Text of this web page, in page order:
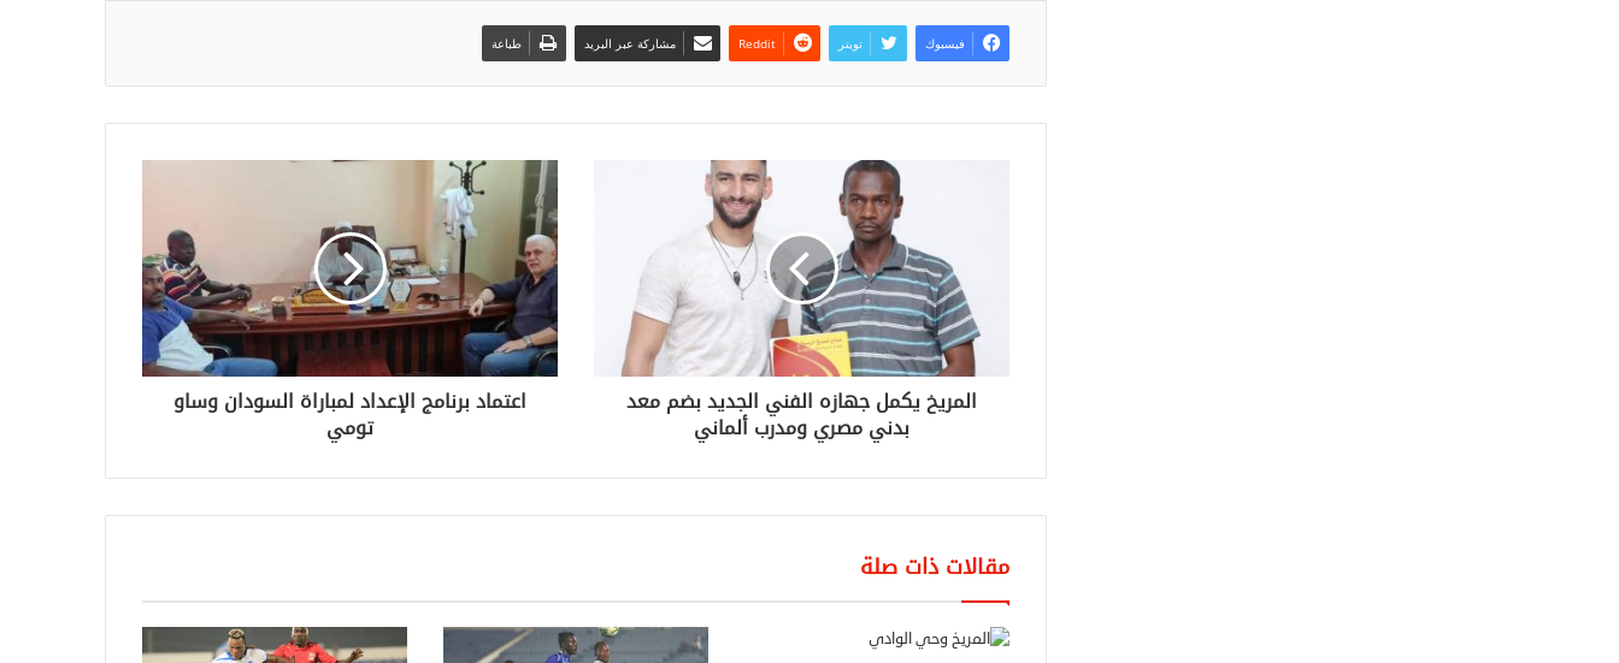
فيسبوك تويتر مشاركة عبر البريد طباعة
المريخ يكمل جهازه الفني الجديد بضم معد
بدني مصري ومدرب ألماني
اعتماد برنامج الإعداد لمباراة السودان وساو
تومي
مقالات ذات صلة